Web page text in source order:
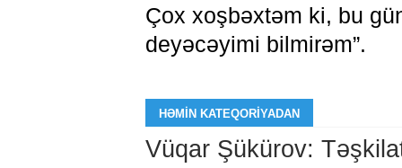
Çox xoşbəxtəm ki, bu
deyəcəyimi bilmirəm”.
HƏMIN KATEQORIYADAN
Vüqar Şükürov: